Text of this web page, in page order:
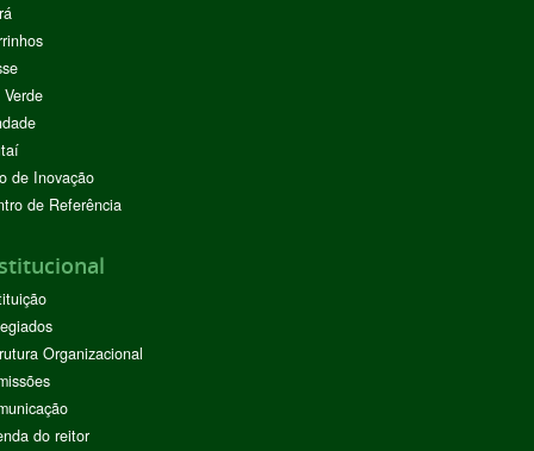
de Inovação
de Referência
Organizacional
do reitor